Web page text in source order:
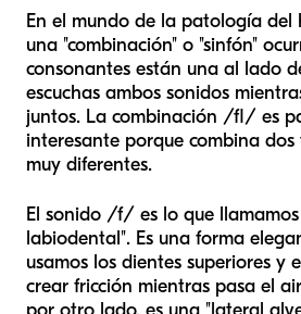
En el mundo de la patología del
una "combinación" o "sinfón"
consonantes están una al lado
escuchas ambos sonidos
juntos. La combinación /fl/ es
interesante porque combina
muy diferentes.
El sonido /f/ es lo que
labiodental". Es una forma
usamos los dientes superiores y
crear fricción mientras pasa el